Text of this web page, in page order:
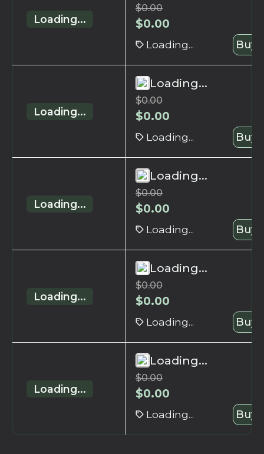
Loading...
$0.00
$0.00
Loading... Buy
Loading...
Loading...
$0.00
$0.00
Loading... Buy
Loading...
Loading...
$0.00
$0.00
Loading... Buy
Loading...
Loading...
$0.00
$0.00
Loading... Buy
Loading...
Loading...
$0.00
$0.00
Loading... Buy